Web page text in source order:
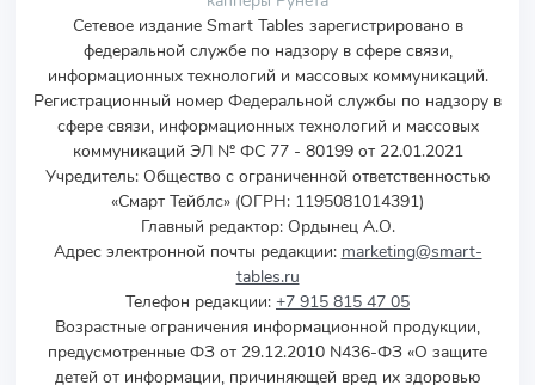
Сетевое издание Smart Tables зарегистрировано в
федеральной службе по надзору в сфере связи,
информационных технологий и массовых коммуникаций.
Регистрационный номер Федеральной службы по надзору в
сфере связи, информационных технологий и массовых
коммуникаций ЭЛ № ФС 77 - 80199 от 22.01.2021
Учредитель: Общество с ограниченной ответственностью
«Смарт Тейблс» (ОГРН: 1195081014391)
Главный редактор: Ордынец А.О.
Адрес электронной почты редакции: marketing@smart-
tables.ru
Телефон редакции: +7 915 815 47 05
Возрастные ограничения информационной продукции,
предусмотренные ФЗ от 29.12.2010 N436-ФЗ «О защите
детей от информации, причиняющей вред их здоровью